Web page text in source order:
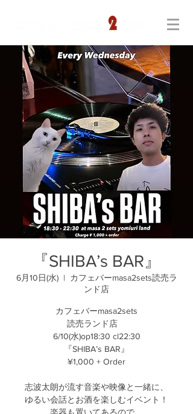
『SHIBA’s BAR』
6月10日(水)
  |
カフェバーmasa2sets読売ラ
ンド店
カフェバーmasa2sets
読売ランド店
6/10(水)op18:30 cl22:30
『SHIBA’s BAR』
¥1,000 + Order
志波太朗が流す音楽や映像と一緒に、
ゆるい会話とお酒を楽しむイベント！